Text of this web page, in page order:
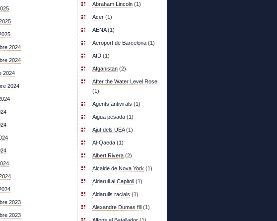
2024
2024
2024
2024
2023
2023
Abraham Lincoln (1)
Acer (1)
AENA(1)
Aeroport de Barcelona (1)
AfD (1)
Afganistan (2)
After the Water Level Rose
(1)
Agents antivirals (1)
Aigua pesada (1)
Ajut dels UEA(1)
Al-Qaeda (1)
Albert Rivera (2)
Alcalde de Nova York (1)
Aldarull al Capitoli (1)
Aldarulls racials (1)
Alexandre Dumas fill (1)